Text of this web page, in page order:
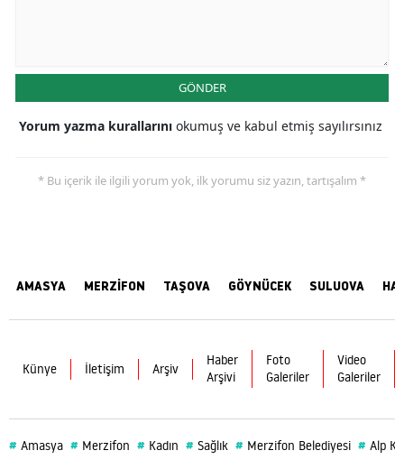
GÖNDER
Yorum yazma kurallarını okumuş ve kabul etmiş sayılırsınız
* Bu içerik ile ilgili yorum yok, ilk yorumu siz yazın, tartışalım *
AMASYA MERZİFON TAŞOVA GÖYNÜCEK SULUOVA
Künye İletişim Arşiv
Haber
Arşivi
Foto
Galeriler
Video
Galeriler
# Amasya # Merzifon # Kadın # Sağlık # Merzifon Belediyesi # Alp